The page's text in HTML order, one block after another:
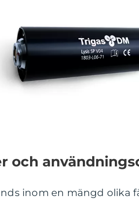
och
inom en mängd olika